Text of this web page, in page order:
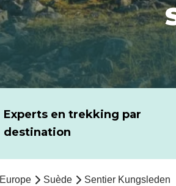
Experts en trekking par
destination
Europe Suède Sentier Kungsleden